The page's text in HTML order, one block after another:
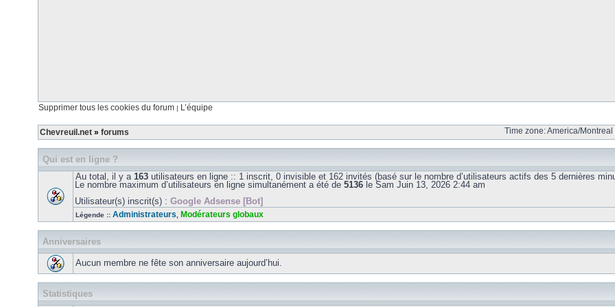
Supprimer tous les cookies du forum | L’équipe
Chevreuil.net » forums Time zone: America/Montreal
Qui est en ligne ?
Au total, il y a 163 utilisateurs en ligne :: 1 inscrit, 0 invisible et 162 invités (basé sur le nombre d’utilisateurs actifs des 5 dernières
Le nombre maximum d’utilisateurs en ligne simultanément a été de 5136 le Sam Juin 13, 2026 2:44 am
Utilisateur(s) inscrit(s) : Google Adsense [Bot]
Légende :: Administrateurs Modérateurs globaux
Anniversaires
Aucun membre ne fête son anniversaire aujourd’hui.
Statistiques